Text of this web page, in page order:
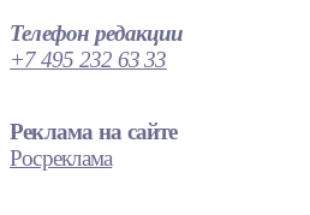
Телефон редакции
+7 495 232 63 33
Реклама на сайте
Росреклама